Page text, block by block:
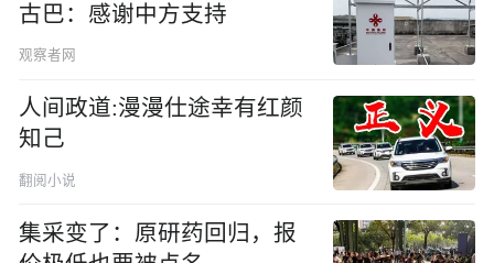
古巴：感谢中方支持
观察者网
人间政道:漫漫仕途幸有红颜
知己
翻阅小说
集采变了：原研药回归，报